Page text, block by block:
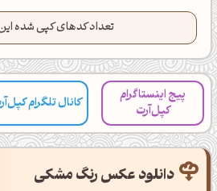
تعداد کدهای کپی شده
پیج اینستاگرام
کپل‌آرت
کانال تلگرام
دانلود عکس رنگ مشکی
کانال ایــتا
اَپ اندروید